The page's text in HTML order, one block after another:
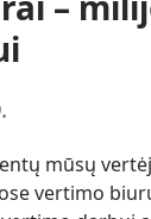
mūsų
vertimo